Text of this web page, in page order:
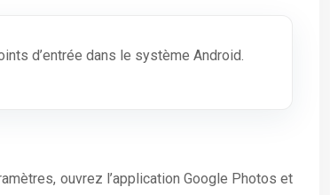
d’entrée dans le système Android.
ouvrez l’application Google Photos et